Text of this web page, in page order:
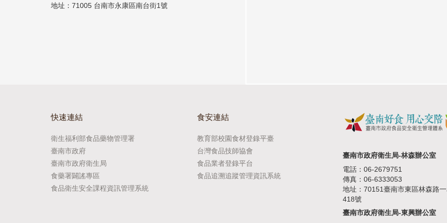
地址：71005 台南市永康區南台街1號
快速連結
衛生福利部食品藥物管理署
臺南市政府
臺南市政府衛生局
食藥署闢謠專區
食品衛生安全課程資訊管理系統
食安連結
教育部校園食材登錄平臺
台灣食品技師協會
食品業者登錄平台
食品追溯追蹤管理資訊系統
臺南市政府衛生局-林森辦公室
電話：06-2679751
傳真：06-6333053
地址：70151臺南市東區林森路
418號
臺南市政府衛生局-東興辦公室